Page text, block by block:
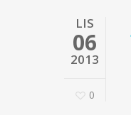
LIS
06
2013
0